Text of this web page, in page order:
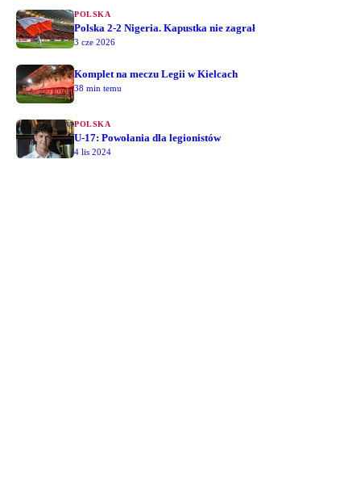
POLSKA
Polska 2-2 Nigeria. Kapustka nie zagrał
3 cze 2026
Komplet na meczu Legii w Kielcach
38 min temu
POLSKA
U-17: Powołania dla legionistów
4 lis 2024